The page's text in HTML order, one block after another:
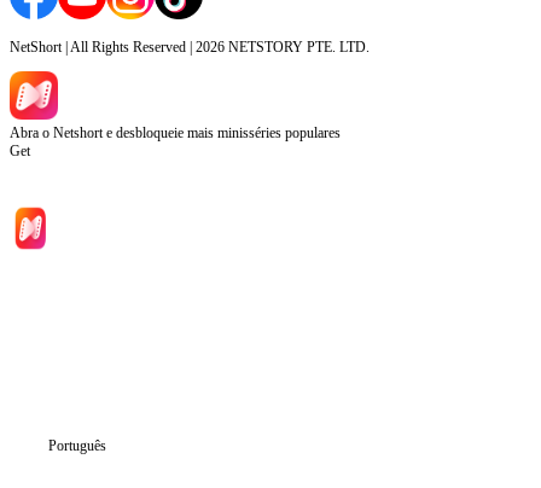
NetShort | All Rights Reserved | 2026 NETSTORY PTE. LTD.
Abra o Netshort e desbloqueie mais minisséries populares
Get
Português